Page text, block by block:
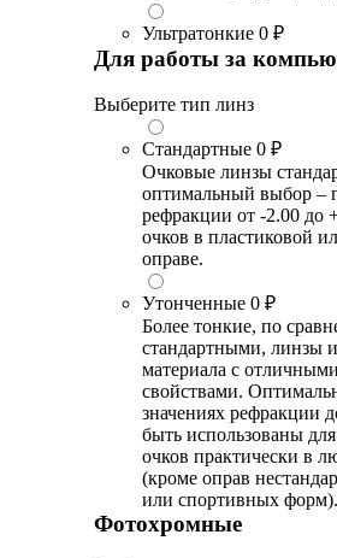
Ультратонкие 0 ₽
Для работы за
Выберите тип линз
Стандартные 0 ₽
Очковые линзы
оптимальный выбор –
рефракции от -2.00 до
очков в пластиковой
оправе.
Утонченные 0 ₽
Более тонкие, по
стандартными, линзы
материала с
свойствами.
значениях рефракции
быть использованы
очков практически в
(кроме оправ
или спортивных форм).
Фотохромные